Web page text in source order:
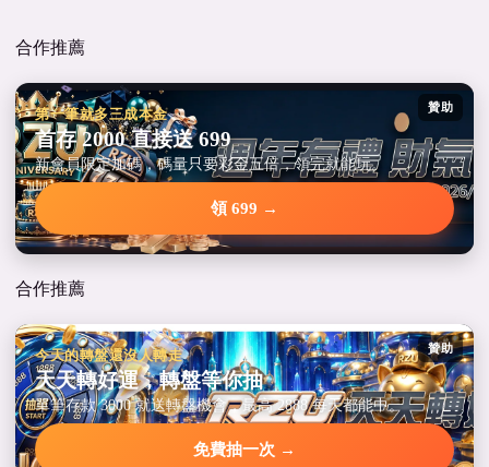
合作推薦
贊助
第一筆就多三成本金
首存 2000 直接送 699
新會員限定加碼，碼量只要彩金五倍，領完就能玩。
領 699 →
合作推薦
贊助
今天的轉盤還沒人轉走
天天轉好運，轉盤等你抽
單筆存款 3000 就送轉盤機會，最高 2888 每天都能中。
免費抽一次 →